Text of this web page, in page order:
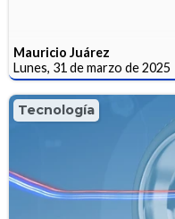
Mauricio Juárez
Lunes, 31 de marzo de 2025
Tecnología